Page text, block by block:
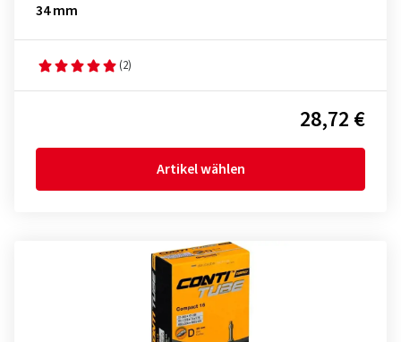
34 mm
(2)
28,72 €
Artikel wählen